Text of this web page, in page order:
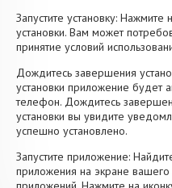
Запустите установку:
установки. Вам может
принятие условий
Дождитесь завершения
установки приложение будет
телефон. Дождитесь
установки вы увидите
успешно установлено.
Запустите приложение:
приложения на экране